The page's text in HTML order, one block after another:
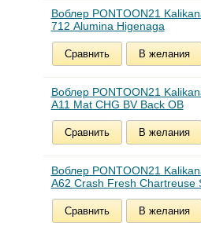
Воблер PONTOON21
712 Alumina Higenaga
Сравнить В желания
Воблер PONTOON21
A11 Mat CHG BV Back OB
Сравнить В желания
Воблер PONTOON21
A62 Crash Fresh Chartreuse
Сравнить В желания